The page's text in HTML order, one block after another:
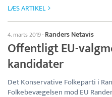
LÆS ARTIKEL
4. marts 2019· Randers Netavis
Offentligt EU-
kandidater
Det Konservative Folkeparti i
Folkebevægelsen mod EU